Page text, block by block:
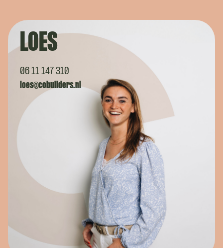
LOES
06 11 147 310
loes@cobuilders.nl